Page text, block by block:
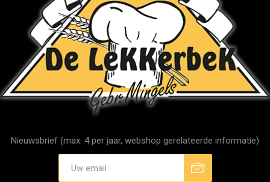
Nieuwsbrief (max. 4 per jaar, webshop gerelateerde informatie)